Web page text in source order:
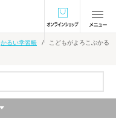
オンラインショ
かるい学習帳
こどもがよろこぶかる